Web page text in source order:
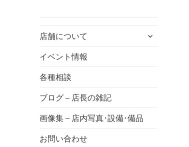
オフ | 子どもと一
緒にいながら自分
時間を*広島の託児
付きリフレッシュ
空間・コワーキン
グスペース・シェ
アスペース・レン
店舗について
サ
展
開
イベント情報
各種相談
ブログ – 店長の雑記
画像集 – 店内写真･設備･備品
お問い合わせ